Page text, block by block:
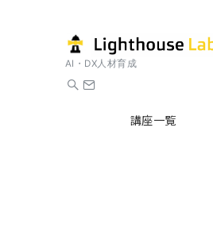
AI・DX人材育成
講座一覧